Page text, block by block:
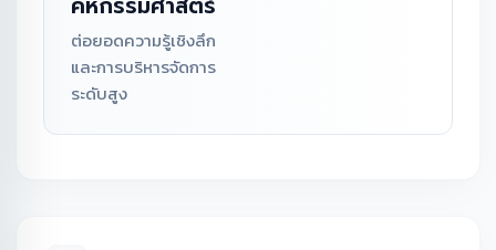
คหกรรมศาสตร์
ต่อยอดความรู้เชิงลึก
และการบริหารจัดการ
ระดับสูง